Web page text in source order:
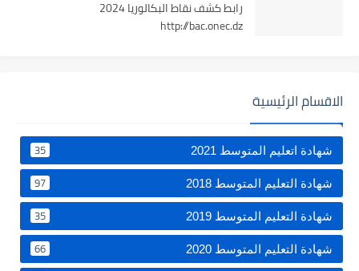
رابط كشف نقاط البكالوريا 2024
http://bac.onec.dz
الاقسام الرئيسية
شهادة اتعليم المتوسط 2021 35
شهادة التعليم المتوسط 2018 97
شهادة التعليم المتوسط 2019 35
شهادة التعليم المتوسط 2020 66